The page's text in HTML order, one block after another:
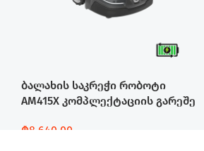
ბალახის საკრეჭი რობოტი
AM415X კომპლექტაციის გარეშე
₾8,640.00